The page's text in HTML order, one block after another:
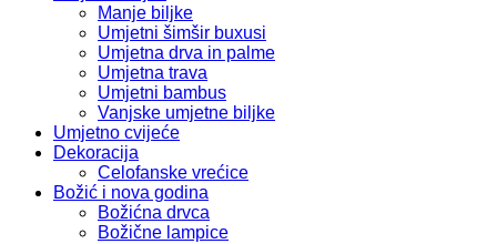
Manje biljke
Umjetni šimšir buxusi
Umjetna drva in palme
Umjetna trava
Umjetni bambus
Vanjske umjetne biljke
Umjetno cvijeće
Dekoracija
Celofanske vrećice
Božić i nova godina
Božićna drvca
Božične lampice